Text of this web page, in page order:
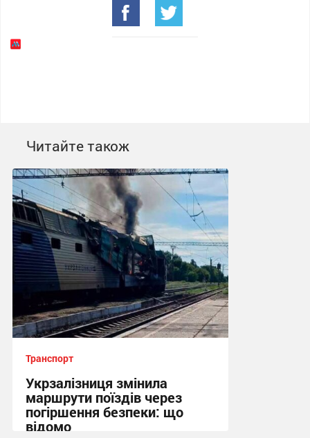
Читайте також
Транспорт
Укрзалізниця змінила
маршрути поїздів через
погіршення безпеки: що
відомо